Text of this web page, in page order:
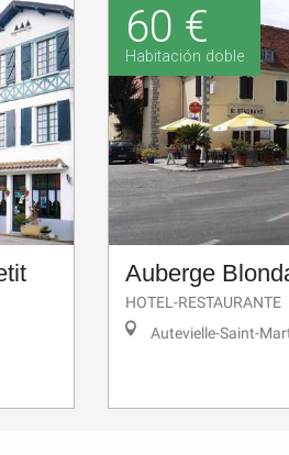
60 €
Habitación doble
Auberge
HOTEL-RESTAURANTE
Autevielle-Saint-